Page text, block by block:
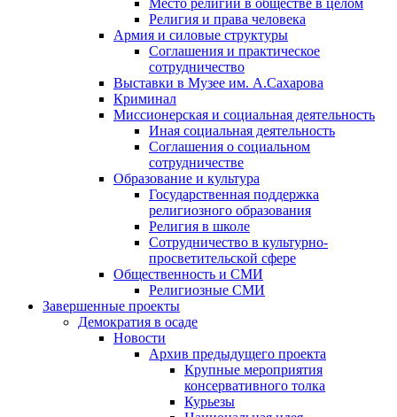
Место религии в обществе в целом
Религия и права человека
Армия и силовые структуры
Соглашения и практическое
сотрудничество
Выставки в Музее им. А.Сахарова
Криминал
Миссионерская и социальная деятельность
Иная социальная деятельность
Соглашения о социальном
сотрудничестве
Образование и культура
Государственная поддержка
религиозного образования
Религия в школе
Сотрудничество в культурно-
просветительской сфере
Общественность и СМИ
Религиозные СМИ
Завершенные проекты
Демократия в осаде
Новости
Архив предыдущего проекта
Крупные мероприятия
консервативного толка
Курьезы